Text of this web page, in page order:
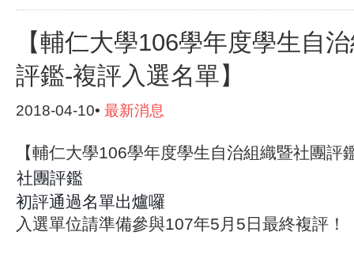
【輔仁大學106學年度學生自
評鑑-複評入選名單】
2018-04-10• 最新消息
【輔仁大學106學年度學生自治組織暨社團評
社團評鑑
初評通過名單出爐囉
入選單位請準備參與107年5月5日最終複評！